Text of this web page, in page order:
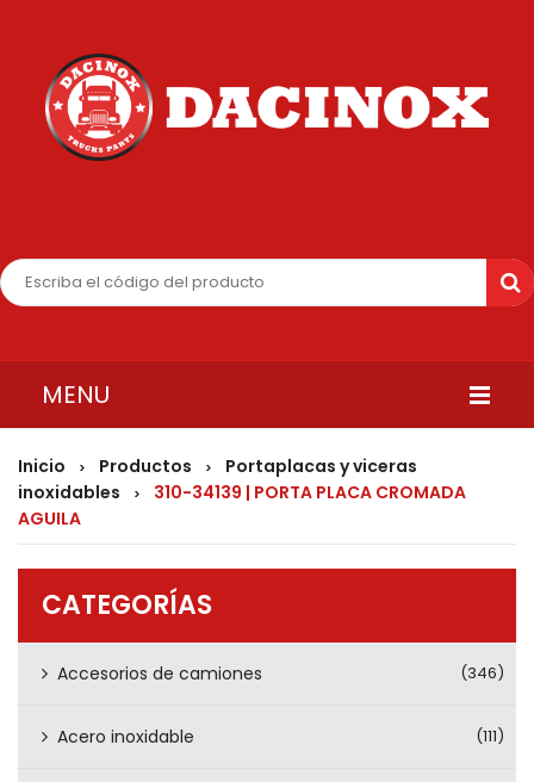
MENU
INICIO
QUIENES SOMOS
PRODUCTOS
CONTÁCTENOS
Inicio > Productos >
Portaplacas y viceras
inoxidables
>
310-34139 | PORTA PLACA CROMADA
AGUILA
CATEGORÍAS
Accesorios de camiones (346)
Acero inoxidable (111)